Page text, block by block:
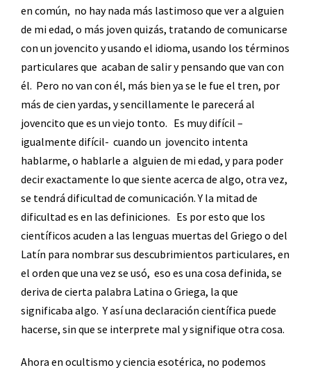
en común, no hay nada más lastimoso que ver a alguien
de mi edad, o más joven quizás, tratando de comunicarse
con un jovencito y usando el idioma, usando los términos
particulares que acaban de salir y pensando que van con
él. Pero no van con él, más bien ya se le fue el tren, por
más de cien yardas, y sencillamente le parecerá al
jovencito que es un viejo tonto. Es muy difícil –
igualmente difícil- cuando un jovencito intenta
hablarme, o hablarle a alguien de mi edad, y para poder
decir exactamente lo que siente acerca de algo, otra vez,
se tendrá dificultad de comunicación. Y la mitad de
dificultad es en las definiciones. Es por esto que los
científicos acuden a las lenguas muertas del Griego o del
Latín para nombrar sus descubrimientos particulares, en
el orden que una vez se usó, eso es una cosa definida, se
deriva de cierta palabra Latina o Griega, la que
significaba algo. Y así una declaración científica puede
hacerse, sin que se interprete mal y signifique otra cosa.
Ahora en ocultismo y ciencia esotérica, no podemos